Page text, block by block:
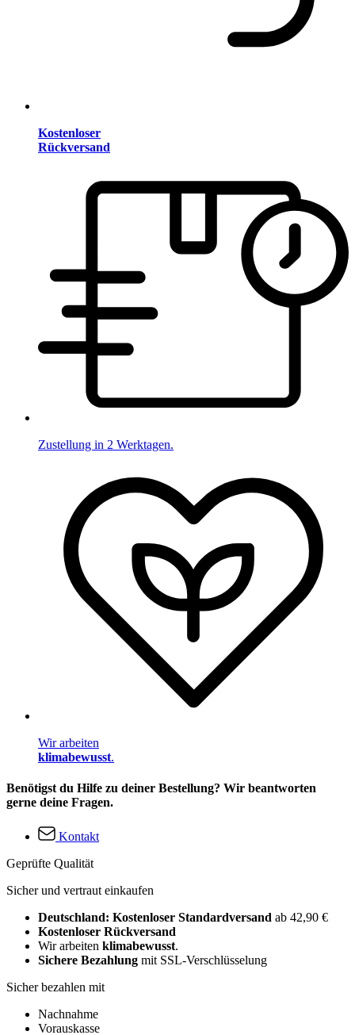
Kostenloser
Rückversand
Zustellung in 2 Werktagen.
Wir arbeiten
klimabewusst.
Benötigst du Hilfe zu deiner Bestellung? Wir beantworten
gerne deine Fragen.
Kontakt
Geprüfte Qualität
Sicher und vertraut einkaufen
Deutschland: Kostenloser Standardversand ab 42,90 €
Kostenloser Rückversand
Wir arbeiten klimabewusst.
Sichere Bezahlung mit SSL-Verschlüsselung
Sicher bezahlen mit
Nachnahme
Vorauskasse